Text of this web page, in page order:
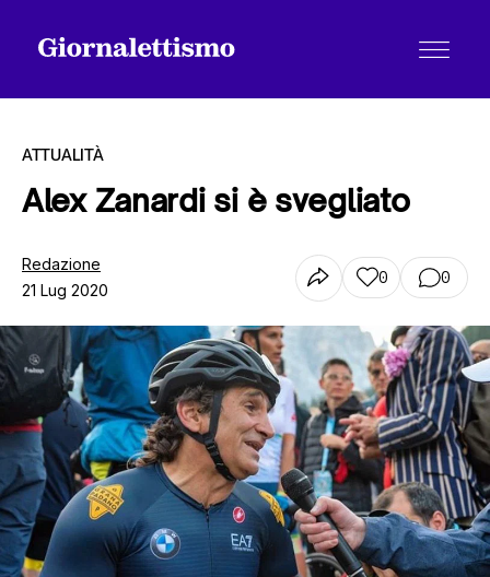
Chi siamo
Contatti
ATTUALITÀ
Alex Zanardi si è svegliato
Redazione
21 Lug 2020
0 0